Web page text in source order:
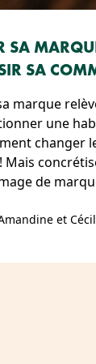
SA
SA
marque
une
changer
Mais
de
et